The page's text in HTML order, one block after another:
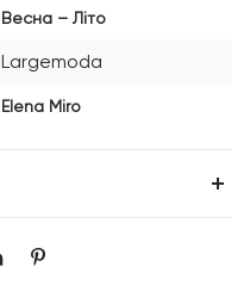
Весна – Літо
Largemoda
Elena Miro